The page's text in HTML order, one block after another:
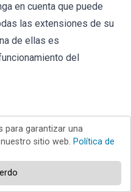
en cuenta que puede
las extensiones de su
de ellas es
del
para garantizar una
sitio web. Política de